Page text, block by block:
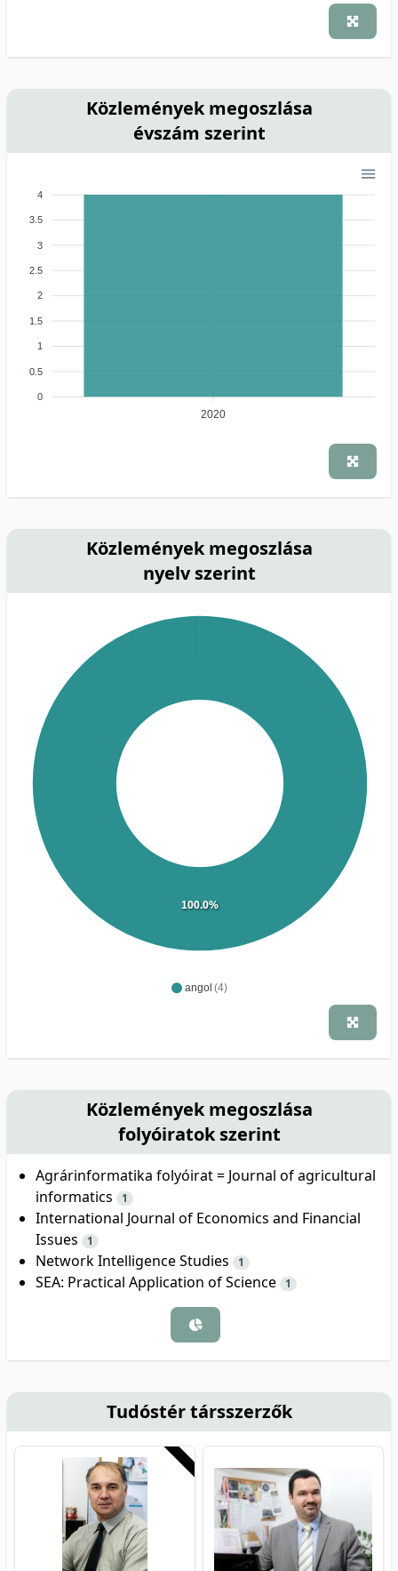
Közlemények megoszlása
évszám szerint
4
3.5
3
2.5
2
1.5
1
0.5
0
2020
Közlemények megoszlása
nyelv szerint
angol (4)
100.0%
Közlemények megoszlása
folyóiratok szerint
Agrárinformatika folyóirat = Journal of agricultural
informatics
1
International Journal of Economics and Financial
Issues
1
Network Intelligence Studies 1
SEA: Practical Application of Science 1
Tudóstér társszerzők